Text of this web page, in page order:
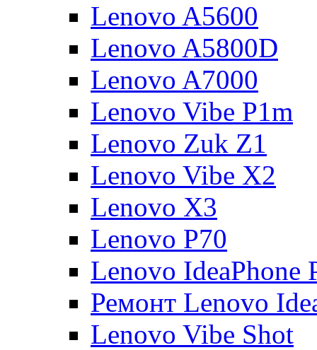
Lenovo A5600
Lenovo A5800D
Lenovo A7000
Lenovo Vibe P1m
Lenovo Zuk Z1
Lenovo Vibe X2
Lenovo X3
Lenovo P70
Lenovo IdeaPhone
Ремонт Lenovo
Lenovo Vibe Shot